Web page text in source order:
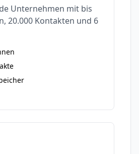
Unternehmen mit bis
20.000 Kontakten und 6